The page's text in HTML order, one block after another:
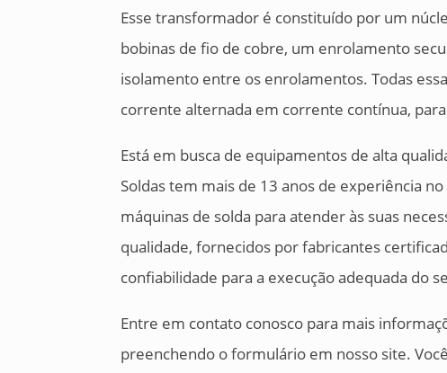
Esse transformador é constituído por um
bobinas de fio de cobre, um enrolamento
isolamento entre os enrolamentos. Todas
corrente alternada em corrente contínua,
Está em busca de equipamentos de alta
Soldas tem mais de 13 anos de experiência
máquinas de solda para atender às suas
qualidade, fornecidos por fabricantes
confiabilidade para a execução adequada do
Entre em contato conosco para mais
preenchendo o formulário em nosso site.